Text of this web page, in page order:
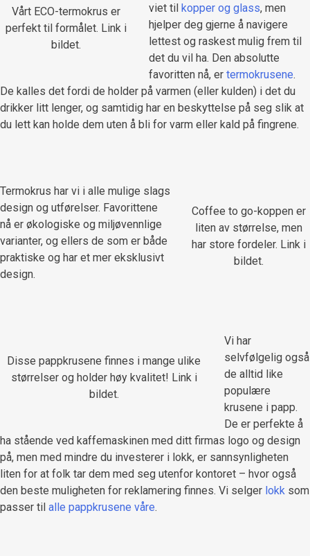
Vårt ECO-termokrus er
perfekt til formålet. Link i
bildet.
viet til kopper og glass, men
hjelper deg gjerne å navigere
lettest og raskest mulig frem til
det du vil ha. Den absolutte
favoritten nå, er termokrusene.
De kalles det fordi de holder på varmen (eller kulden) i det du
drikker litt lenger, og samtidig har en beskyttelse på seg slik at
du lett kan holde dem uten å bli for varm eller kald på fingrene.
Coffee to go-koppen er
liten av størrelse, men
har store fordeler. Link i
bildet.
Termokrus har vi i alle mulige slags
design og utførelser. Favorittene
nå er økologiske og miljøvennlige
varianter, og ellers de som er både
praktiske og har et mer eksklusivt
design.
Disse pappkrusene finnes i mange ulike
størrelser og holder høy kvalitet! Link i
bildet.
Vi har
selvfølgelig også
de alltid like
populære
krusene i papp.
De er perfekte å
ha stående ved kaffemaskinen med ditt firmas logo og design
på, men med mindre du investerer i lokk, er sannsynligheten
liten for at folk tar dem med seg utenfor kontoret – hvor også
den beste muligheten for reklamering finnes. Vi selger lokk som
passer til alle pappkrusene våre.